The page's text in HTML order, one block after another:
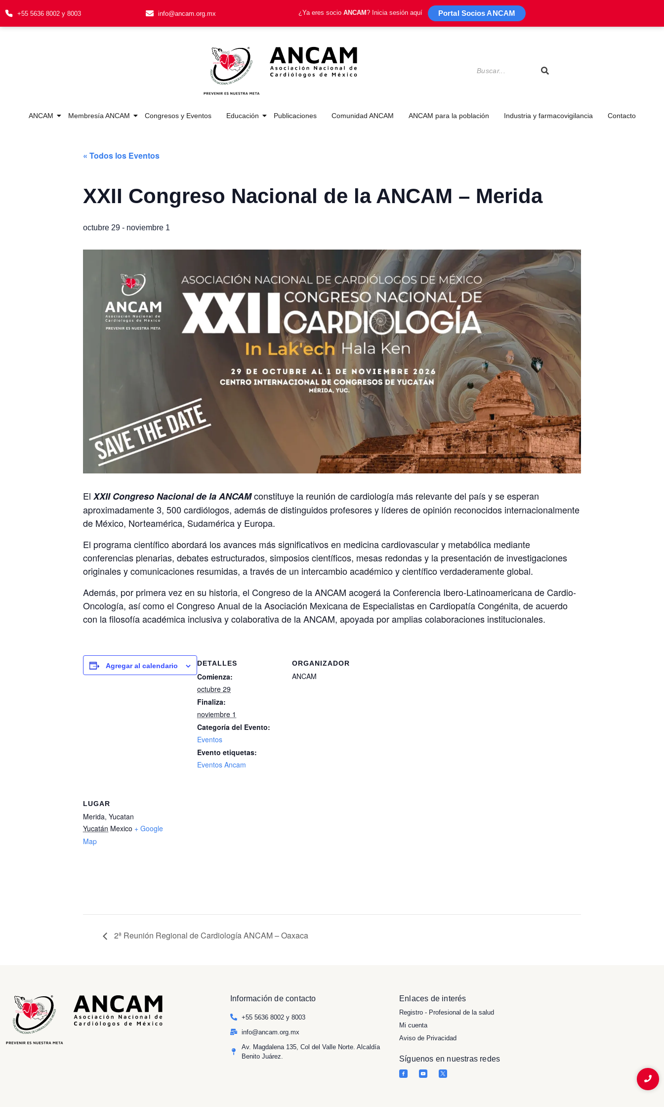
+55 5636 8002 y 8003 info@ancam.org.mx ¿Ya eres socio ANCAM? Inicia sesión aquí Portal Socios ANCAM
ANCAM Membresía ANCAM Congresos y Eventos Educación Publicaciones Comunidad ANCAM ANCAM para la población Industria y farmacovigilancia Contacto
« Todos los Eventos
XXII Congreso Nacional de la ANCAM – Merida
octubre 29 - noviembre 1
El XXII Congreso Nacional de la ANCAMconstituye la reunión de cardiología más relevante del país y se esperan
aproximadamente 3, 500 cardiólogos, además de distinguidos profesores y líderes de opinión reconocidos internacionalmente
de México, Norteamérica, Sudamérica y Europa.
El programa científico abordará los avances más significativos en medicina cardiovascular y metabólica mediante
conferencias plenarias, debates estructurados, simposios científicos, mesas redondas y la presentación de investigaciones
originales y comunicaciones resumidas, a través de un intercambio académico y científico verdaderamente global.
Además, por primera vez en su historia, el Congreso de la ANCAM acogerá la Conferencia Ibero-Latinoamericana de Cardio-
Oncología, así como el Congreso Anual de la Asociación Mexicana de Especialistas en Cardiopatía Congénita, de acuerdo
con la filosofía académica inclusiva y colaborativa de la ANCAM, apoyada por amplias colaboraciones institucionales.
Agregar al calendario DETALLES
Comienza:
octubre 29
Finaliza:
noviembre 1
Categoría del Evento:
Eventos
Evento etiquetas:
Eventos Ancam
ORGANIZADOR
ANCAM
LUGAR
Merida, Yucatan
Yucatán Mexico + Google
Map
2ª Reunión Regional de Cardiología ANCAM – Oaxaca
Información de contacto
+55 5636 8002 y 8003
info@ancam.org.mx
Av. Magdalena 135, Col del Valle Norte. Alcaldía
Benito Juárez.
Enlaces de interés
Registro - Profesional de la salud
Mi cuenta
Aviso de Privacidad
Síguenos en nuestras redes